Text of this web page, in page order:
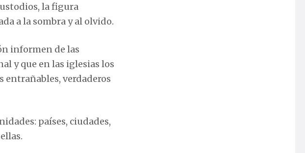
la figura
a la sombra y al olvido.
informen de las
y que en las iglesias los
entrañables, verdaderos
países, ciudades,